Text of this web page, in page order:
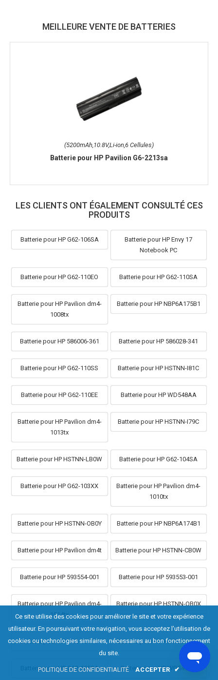
MEILLEURE VENTE DE BATTERIES
(5200mAh,10.8V,Li-ion,6 Cellules)
Batterie pour HP Pavilion G6-2213sa
LES CLIENTS ONT ÉGALEMENT CONSULTÉ CES
PRODUITS
Batterie pour HP G62-106SA
Batterie pour HP Envy 17
Notebook PC
Batterie pour HP G62-110EO Batterie pour HP G62-110SA
Batterie pour HP Pavilion dm4-
1008tx
Batterie pour HP NBP6A175B1
Batterie pour HP 586006-361 Batterie pour HP 586028-341
Batterie pour HP G62-110SS Batterie pour HP HSTNN-I81C
Batterie pour HP G62-110EE Batterie pour HP WD548AA
Batterie pour HP Pavilion dm4-
1013tx
Batterie pour HP HSTNN-I79C
Batterie pour HP HSTNN-LB0W Batterie pour HP G62-104SA
Batterie pour HP G62-103XX
Batterie pour HP Pavilion dm4-
1010tx
Batterie pour HP HSTNN-OB0Y Batterie pour HP NBP6A174B1
Batterie pour HP Pavilion dm4t Batterie pour HP HSTNN-CB0W
Batterie pour HP 593554-001 Batterie pour HP 593553-001
Batterie pour HP Pavilion dm4-
1014tx
Batterie pour HP HSTNN-OB0X
Batterie pour HP G62-101TU Batterie pour HP HSTNN-YB0X
Batterie pour HP G62-105SA Batterie pour HP WD549AA
Ce site utilise des cookies pour améliorer le site et votre expérience
utilisateur. En poursuivant votre navigation, vous acceptez l'utilisation de
cookies ou technologies similaires, nécessaires au bon fonctionnement
du site.
POLITIQUE DE CONFIDENTIALITÉ ACCEPTER ✔